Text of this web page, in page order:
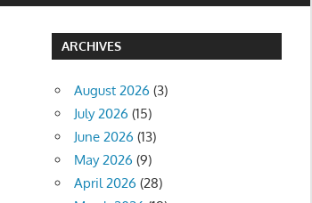
ARCHIVES
August 2026 (3)
July 2026 (15)
June 2026 (13)
May 2026 (9)
April 2026 (28)